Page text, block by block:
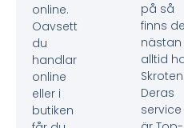
online.
Oavsett
du
handlar
online
eller i
butiken
på så
finns
nästan
alltid
Skroten.
Deras
service